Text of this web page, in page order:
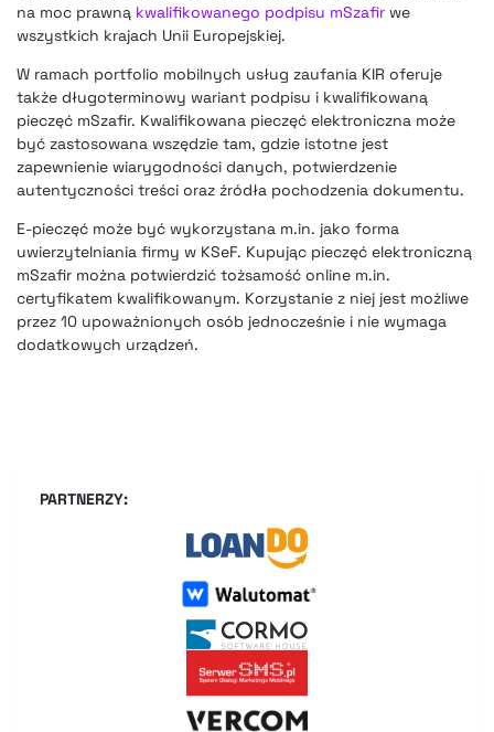
na moc prawną kwalifikowanego podpisu mSzafir we
wszystkich krajach Unii Europejskiej.
W ramach portfolio mobilnych usług zaufania KIR oferuje
także długoterminowy wariant podpisu i kwalifikowaną
pieczęć mSzafir. Kwalifikowana pieczęć elektroniczna może
być zastosowana wszędzie tam, gdzie istotne jest
zapewnienie wiarygodności danych, potwierdzenie
autentyczności treści oraz źródła pochodzenia dokumentu.
E-pieczęć może być wykorzystana m.in. jako forma
uwierzytelniania firmy w KSeF. Kupując pieczęć elektroniczną
mSzafir można potwierdzić tożsamość online m.in.
certyfikatem kwalifikowanym. Korzystanie z niej jest możliwe
przez 10 upoważnionych osób jednocześnie i nie wymaga
dodatkowych urządzeń.
PARTNERZY: